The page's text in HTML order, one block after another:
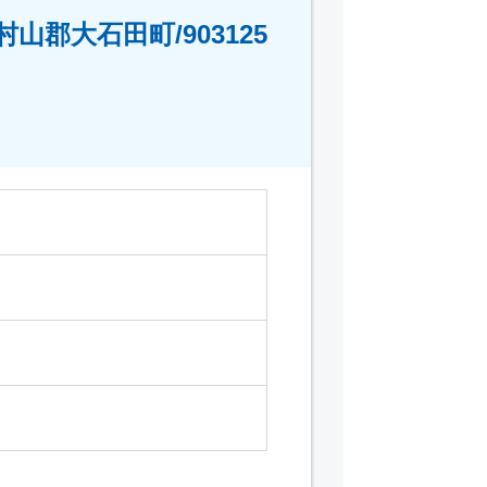
山郡大石田町/903125